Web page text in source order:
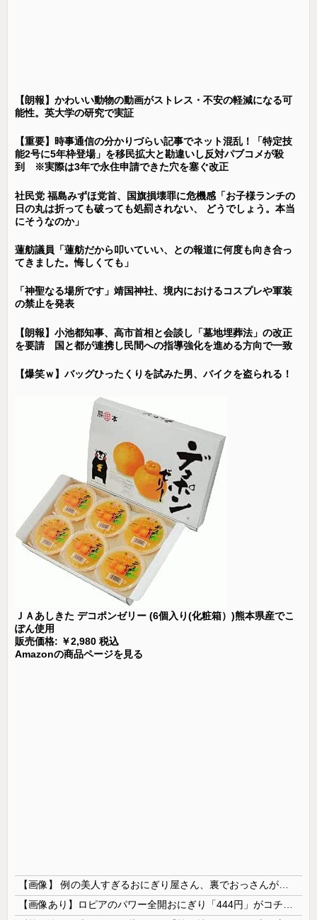
【朗報】かわいい動物の動画がストレス・不安の軽減になる可
能性。英大学の研究で実証
【重要】時事通信の分かりづらい記事でネット混乱！「特定技
能2号に5年枠登場」を移民拡大と勘違いし反対パブコメが殺
到 ※実際は3年で永住申請できた穴を塞ぐ改正
社民党 福島みずほ党首、国旗損壊罪に危機感「お子様ランチの
日の丸は折っても破っても処罰されない、 どうでしょう。本当
にそうなのか」
蓮舫議員「蓮舫だから叩いていい、との報道に何度も向き合っ
てきました。悔しくても」
「神聖なる場所です」靖国神社、境内におけるコスプレや軍装
の禁止を発表
【朗報】小池都知事、高市首相と会談し「墓地埋葬法」の改正
を要請 国と都が連携し民間への指導強化を進める方向で一致
【爆笑ｗ】バッグひったくりを試みた男、バイクを盗られる！
ＪＡあしきた デコポンゼリー (6個入り(化粧箱）)熊本県産でこ
ぽん使用
販売価格: ￥2,980 税込
Amazonの商品ページを見る